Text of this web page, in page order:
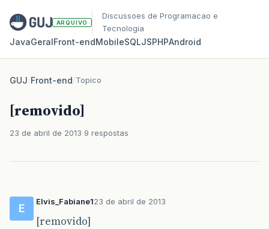
ARQUIVO
Discussoes de Programacao e
Tecnologia
JavaGeralFront‑endMobileSQLJSPHPAndroid
GUJ/Front-end/Topico
[removido]
23 de abril de 2013 9 respostas
E
Elvis_Fabiane123 de abril de 2013
[removido]